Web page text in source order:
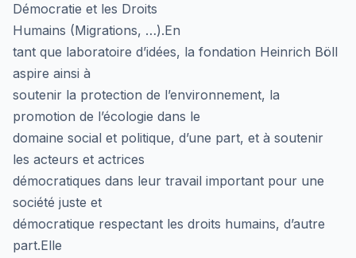
Démocratie et les Droits
Humains (Migrations, …).En
tant que laboratoire d’idées, la fondation Heinrich Böll
aspire ainsi à
soutenir la protection de l’environnement, la
promotion de l’écologie dans le
domaine social et politique, d’une part, et à soutenir
les acteurs et actrices
démocratiques dans leur travail important pour une
société juste et
démocratique respectant les droits humains, d’autre
part.Elle